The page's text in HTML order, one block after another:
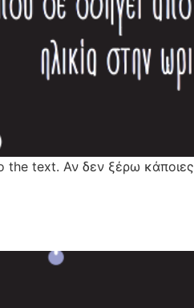
the text. Αν δεν ξέρω